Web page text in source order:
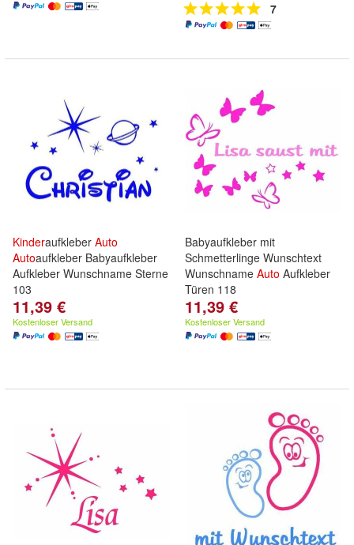
7
Kinderaufkleber Auto
Autoaufkleber Babyaufkleber
Aufkleber Wunschname Sterne
103
11,39 €
Kostenloser Versand
Babyaufkleber mit
Schmetterlinge Wunschtext
Wunschname Auto Aufkleber
Türen 118
11,39 €
Kostenloser Versand